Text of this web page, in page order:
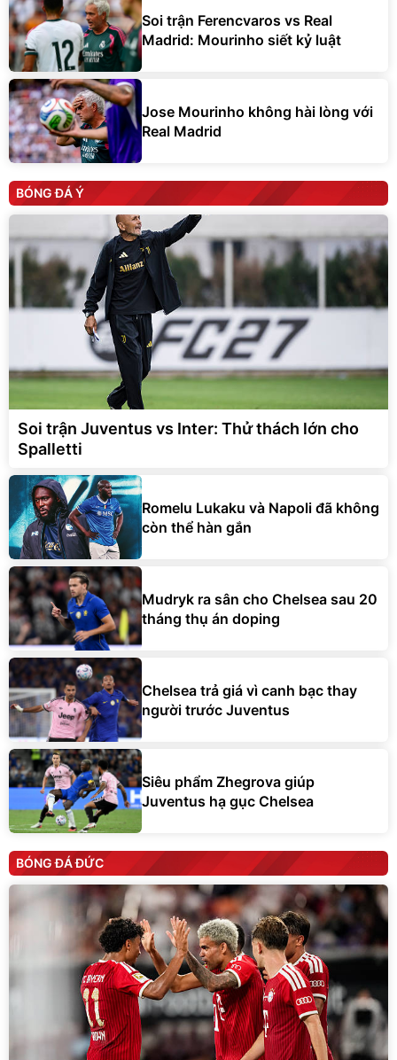
Soi trận Ferencvaros vs Real
Madrid: Mourinho siết kỷ luật
Jose Mourinho không hài lòng với
Real Madrid
BÓNG ĐÁ Ý
Soi trận Juventus vs Inter: Thử thách lớn cho
Spalletti
Romelu Lukaku và Napoli đã không
còn thể hàn gắn
Mudryk ra sân cho Chelsea sau 20
tháng thụ án doping
Chelsea trả giá vì canh bạc thay
người trước Juventus
Siêu phẩm Zhegrova giúp
Juventus hạ gục Chelsea
BÓNG ĐÁ ĐỨC